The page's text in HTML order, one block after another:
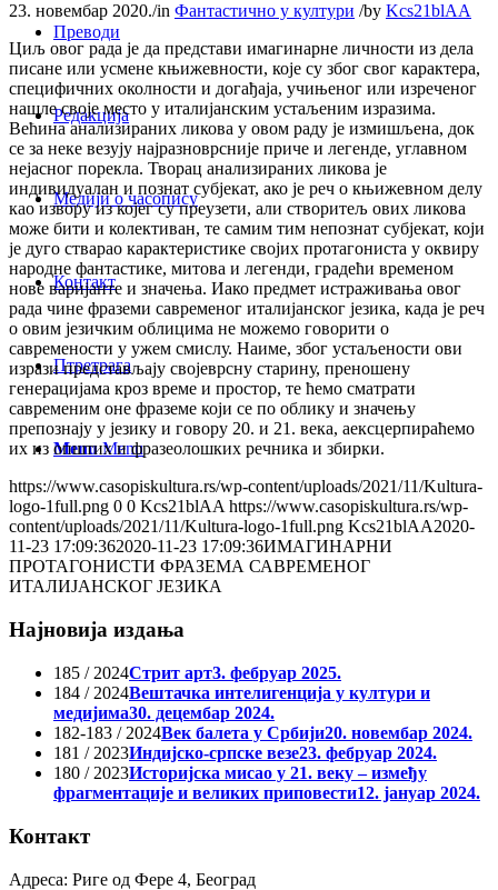
Преводи
Редакција
Медији о часопису
Контакт
Птретрага
Menu Menu
23. новембар 2020./in Фантастично у култури /by Kcs21blAA
Циљ овог рада је да представи имагинарне личности из дела
писане или усмене књижевности, које су због свог карактера,
специфичних околности и догађаја, учињеног или изреченог
нашле своје место у италијанским устаљеним изразима.
Већина анализираних ликова у овом раду је измишљена, док
се за неке везују најразноврсније приче и легенде, углавном
нејасног порекла. Творац анализираних ликова је
индивидуалан и познат субјекат, ако је реч о књижевном делу
као извору из којег су преузети, али створитељ ових ликова
може бити и колективан, те самим тим непознат субјекат, који
је дуго стварао карактеристике својих протагониста у оквиру
народне фантастике, митова и легенди, градећи временом
нове варијанте и значења. Иако предмет истраживања овог
рада чине фраземи савременог италијанског језика, када је реч
о овим језичким облицима не можемо говорити о
савремености у ужем смислу. Наиме, због устаљености ови
изрази представљају својеврсну старину, преношену
генерацијама кроз време и простор, те ћемо сматрати
савременим оне фраземе који се по облику и значењу
препознају у језику и говору 20. и 21. века, аексцерпираћемо
их из општих и фразеолошких речника и збирки.
https://www.casopiskultura.rs/wp-content/uploads/2021/11/Kultura-
logo-1full.png 0 0 Kcs21blAA https://www.casopiskultura.rs/wp-
content/uploads/2021/11/Kultura-logo-1full.png Kcs21blAA2020-
11-23 17:09:362020-11-23 17:09:36ИМАГИНАРНИ
ПРОТАГОНИСТИ ФРАЗЕМА САВРЕМЕНОГ
ИТАЛИЈАНСКОГ ЈЕЗИКА
Најновија издања
185 / 2024Стрит арт3. фебруар 2025.
184 / 2024Вештачка интелигенција у култури и
медијима30. децембар 2024.
182-183 / 2024Век балета у Србији20. новембар 2024.
181 / 2023Индијско-српске везе23. фебруар 2024.
180 / 2023Историјска мисао у 21. веку – између
фрагментације и великих приповести12. јануар 2024.
Контакт
Адреса: Риге од Фере 4, Београд